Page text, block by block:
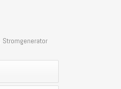
Stromgenerator